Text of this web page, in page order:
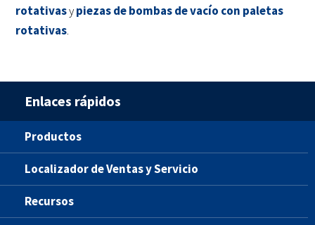
rotativasypiezas de bombas de vacío con paletas
rotativas.
Enlaces rápidos
Productos
Localizador de Ventas y Servicio
Recursos